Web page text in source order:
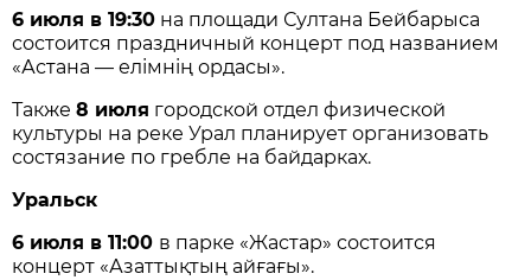
6 июля в 19:30 на площади Султана Бейбарыса
состоится праздничный концерт под названием
«Астана — елімнің ордасы».
Также8 июля городской отдел физической
культуры на реке Урал планирует организовать
состязание по гребле на байдарках.
Уральск
6 июля в 11:00 в парке «Жастар» состоится
концерт «Азаттықтың айғағы».